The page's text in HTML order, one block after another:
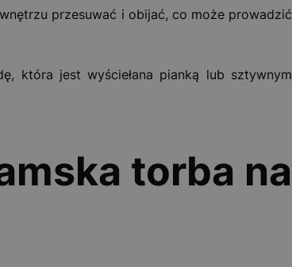
przesuwać i obijać, co może prowadzić
która jest wyściełana pianką lub sztywnym
torba na